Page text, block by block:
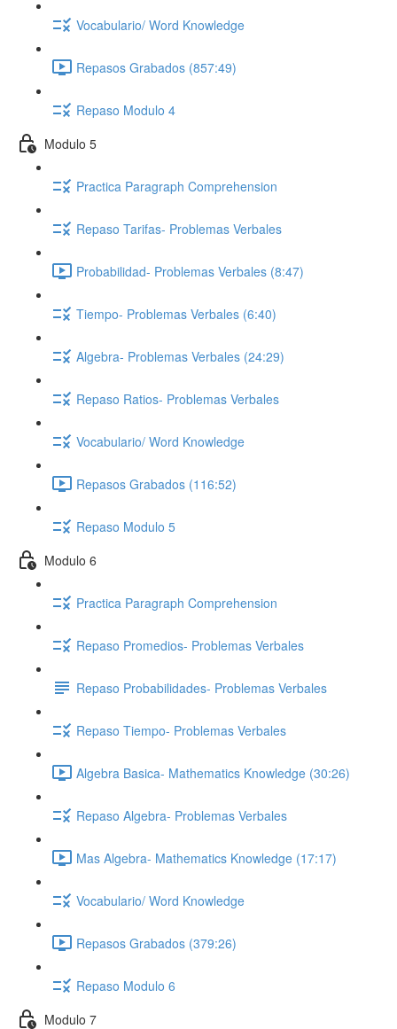
Vocabulario/ Word Knowledge
Repasos Grabados (857:49)
Repaso Modulo 4
Modulo 5
Practica Paragraph Comprehension
Repaso Tarifas- Problemas Verbales
Probabilidad- Problemas Verbales (8:47)
Tiempo- Problemas Verbales (6:40)
Algebra- Problemas Verbales (24:29)
Repaso Ratios- Problemas Verbales
Vocabulario/ Word Knowledge
Repasos Grabados (116:52)
Repaso Modulo 5
Modulo 6
Practica Paragraph Comprehension
Repaso Promedios- Problemas Verbales
Repaso Probabilidades- Problemas Verbales
Repaso Tiempo- Problemas Verbales
Algebra Basica- Mathematics Knowledge (30:26)
Repaso Algebra- Problemas Verbales
Mas Algebra- Mathematics Knowledge (17:17)
Vocabulario/ Word Knowledge
Repasos Grabados (379:26)
Repaso Modulo 6
Modulo 7